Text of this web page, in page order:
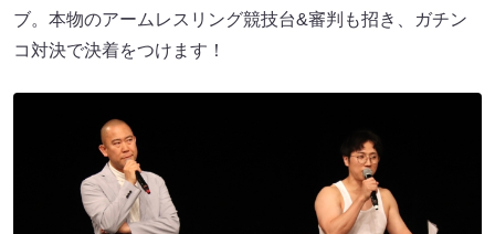
ブ。本物のアームレスリング競技台&審判も招き、ガチン
コ対決で決着をつけます！